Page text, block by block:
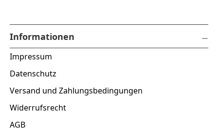
Informationen
Impressum
Datenschutz
Versand und Zahlungsbedingungen
Widerrufsrecht
AGB